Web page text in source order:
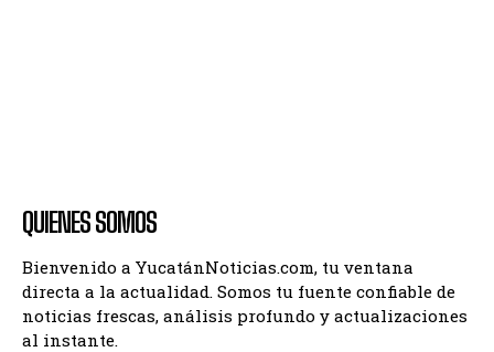
QUIENES SOMOS
Bienvenido a YucatánNoticias.com, tu ventana
directa a la actualidad. Somos tu fuente confiable de
noticias frescas, análisis profundo y actualizaciones
al instante.